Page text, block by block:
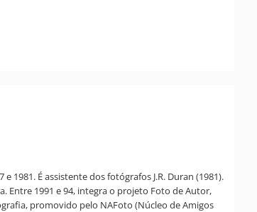
1981. É assistente dos fotógrafos J.R. Duran (1981).
Entre 1991 e 94, integra o projeto Foto de Autor,
promovido pelo NAFoto (Núcleo de Amigos